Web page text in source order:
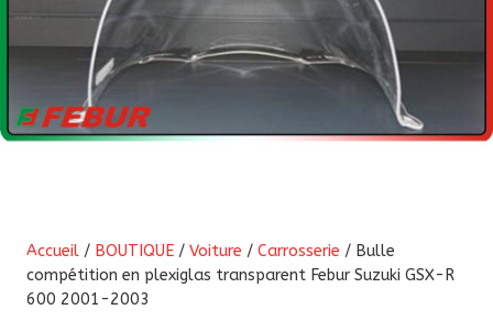
Accueil / BOUTIQUE / Voiture / Carrosserie / Bulle
compétition en plexiglas transparent Febur Suzuki GSX-R
600 2001-2003